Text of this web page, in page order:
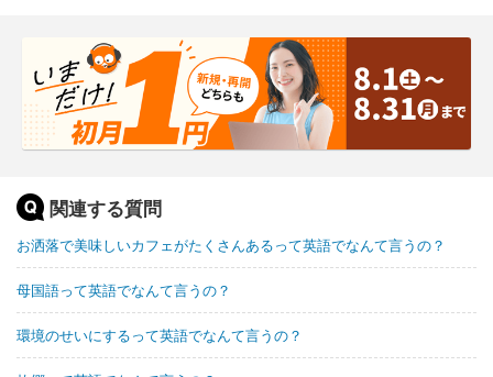
関連する質問
お洒落で美味しいカフェがたくさんあるって英語でなんて言うの？
母国語って英語でなんて言うの？
環境のせいにするって英語でなんて言うの？